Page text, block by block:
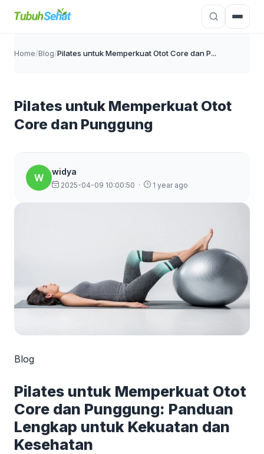
Home/Blog/Pilates untuk Memperkuat Otot Core dan P...
Pilates untuk Memperkuat Otot
Core dan Punggung
W
widya
2025-04-09 10:00:50 · 1 year ago
Blog
Pilates untuk Memperkuat Otot
Core dan Punggung: Panduan
Lengkap untuk Kekuatan dan
Kesehatan